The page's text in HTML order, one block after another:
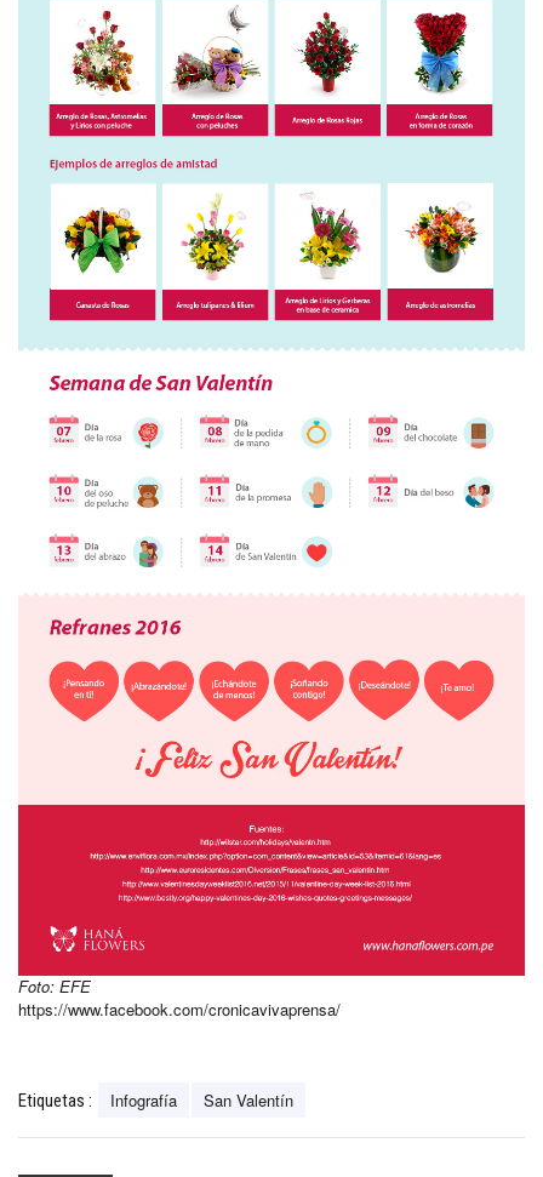
Foto: EFE
https://www.facebook.com/cronicavivaprensa/
Etiquetas : Infografía San Valentín